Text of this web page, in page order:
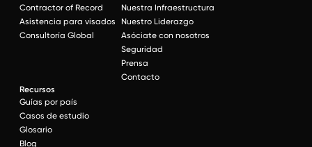
Contractor of Record
Asistencia para visados
Consultoría Global
Nuestra Infraestructura
Nuestro Liderazgo
Asóciate con nosotros
Seguridad
Prensa
Contacto
Recursos
Guías por país
Casos de estudio
Glosario
Blog